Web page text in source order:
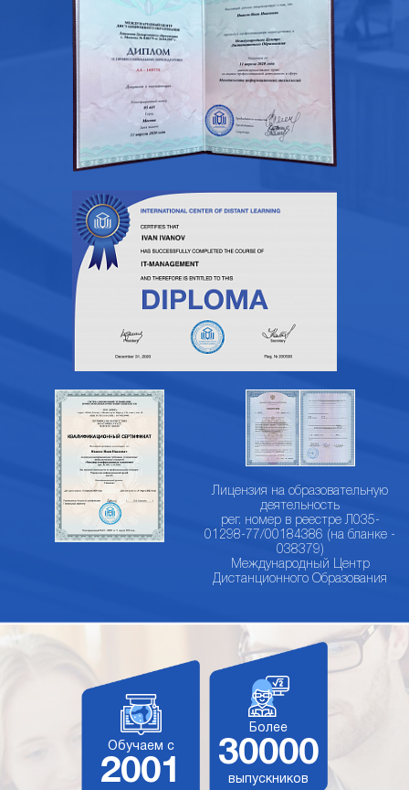
Лицензия на образовательную
деятельность
рег. номер в реестре Л035-
01298-77/00184386 (на бланке -
038379)
Международный Центр
Дистанционного Образования
Обучаем с
2001
Более
30000
выпускников